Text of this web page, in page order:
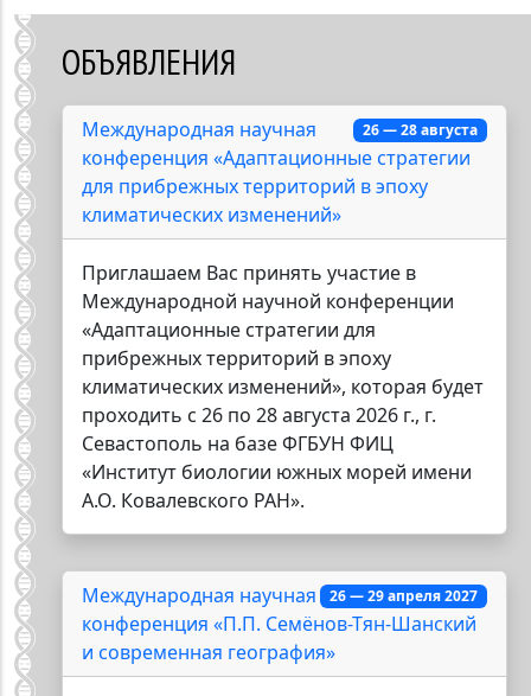
ОБЪЯВЛЕНИЯ
26 — 28 августа
Международная научная
конференция «Адаптационные стратегии
для прибрежных территорий в эпоху
климатических изменений»
Приглашаем Вас принять участие в
Международной научной конференции
«Адаптационные стратегии для
прибрежных территорий в эпоху
климатических изменений», которая будет
проходить с 26 по 28 августа 2026 г., г.
Севастополь на базе ФГБУН ФИЦ
«Институт биологии южных морей имени
А.О. Ковалевского РАН».
26 — 29 апреля 2027
Международная научная
конференция «П.П. Семёнов-Тян-Шанский
и современная география»